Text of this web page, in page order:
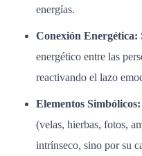
energías.
Conexión Energética:
energético entre las
reactivando el lazo
Elementos Simbólicos:
(velas, hierbas, fotos,
intrínseco, sino por su